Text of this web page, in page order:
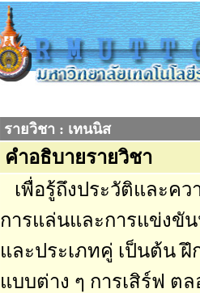
รายวิชา : เทนนิส
คำอธิบายรายวิชา
เพื่อรู้ถึงประวัติและค
การแล่นและการแข่งขัน
และประเภทคู่ เป็นต้น
แบบต่าง ๆ การเสิร์ฟ ต